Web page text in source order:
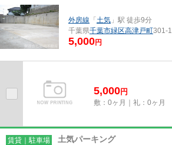
外房線 「 土気 」駅 徒歩9分
千葉県千葉市緑区高津戸町301-1
5,000円
5,000円
敷：0ヶ月｜礼：0ヶ月
賃貸｜駐車場 土気パーキング